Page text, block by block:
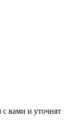
вами и уточнят